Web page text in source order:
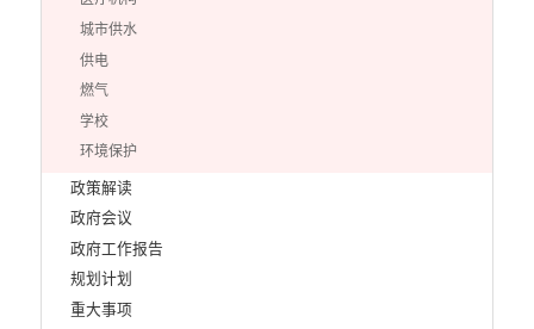
城市供水
供电
燃气
学校
环境保护
政策解读
政府会议
政府工作报告
规划计划
重大事项